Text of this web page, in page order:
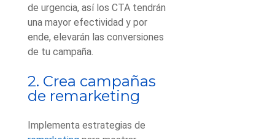
de urgencia, así los CTA tendrán
una mayor efectividad y por
ende, elevarán las conversiones
de tu campaña.
2. Crea campañas
de remarketing
Implementa estrategias de